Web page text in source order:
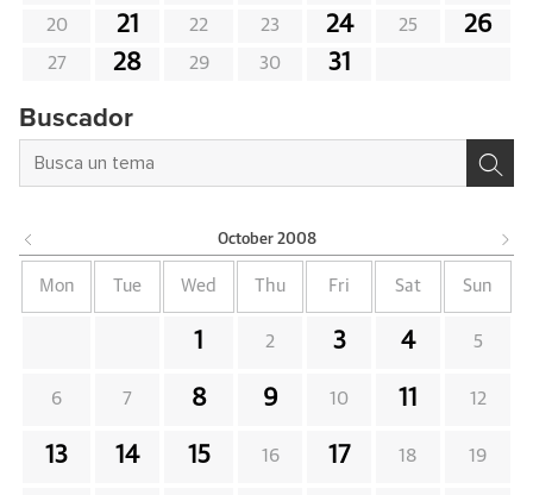
20 21 22 23 24 25 26
27 28 29 30 31
Buscador
October 2008
Mon Tue Wed Thu Fri Sat Sun
1 2 3 4 5
6 7 8 9 10 11 12
13 14 15 16 17 18 19